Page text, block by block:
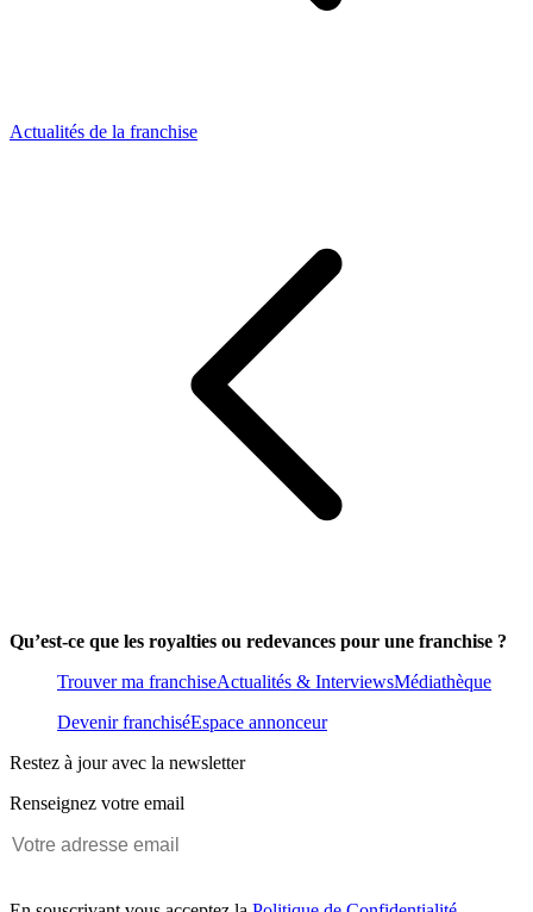
Actualités de la franchise
Qu’est-ce que les royalties ou redevances pour une franchise ?
Trouver ma franchiseActualités & InterviewsMédiathèque
Devenir franchiséEspace annonceur
Restez à jour avec la newsletter
Renseignez votre email